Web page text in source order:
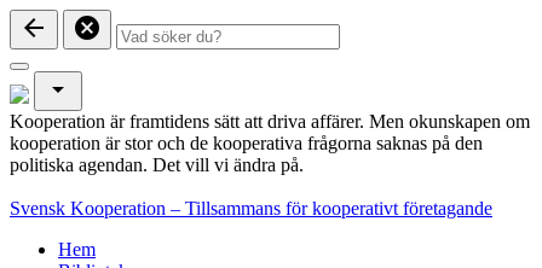
arrow_back cancel
arrow_drop_down
Kooperation är framtidens sätt att driva affärer. Men okunskapen om
kooperation är stor och de kooperativa frågorna saknas på den
politiska agendan. Det vill vi ändra på.
Svensk Kooperation – Tillsammans för kooperativt företagande
Hem